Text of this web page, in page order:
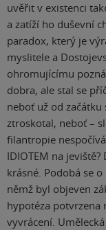
uvěřit v existenci
a zatíží ho duševní
paradox, který je
myslitele a
ohromujícímu
dobra, ale stal se
neboť už od
ztroskotal, neboť –
filantropie
IDIOTEM na
krásné. Podobá se
němž byl objeven
hypotéza potvrzena
vyvrácení.